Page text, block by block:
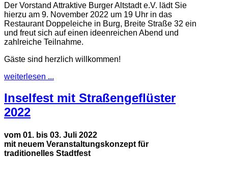
Der Vorstand Attraktive Burger Altstadt e.V. lädt Sie
hierzu am 9. November 2022 um 19 Uhr in das
Restaurant Doppeleiche in Burg, Breite Straße 32 ein
und freut sich auf einen ideenreichen Abend und
zahlreiche Teilnahme.
Gäste sind herzlich willkommen!
weiterlesen ...
Inselfest mit Straßengeflüster
2022
vom 01. bis 03. Juli 2022
mit neuem Veranstaltungskonzept für
traditionelles Stadtfest